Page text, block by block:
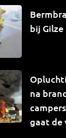
bij Gilze
na
gaat de